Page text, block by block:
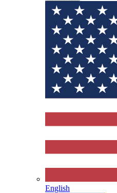
English